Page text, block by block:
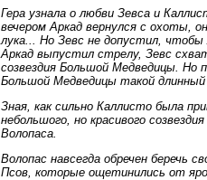
Гера узнала о любви Зевса и
вечером Аркад вернулся с охоты,
лука... Но Зевс не допустил,
Аркад выпустил стрелу, Зевс
созвездия Большой Медведицы. Но
Большой Медведицы такой
Зная, как сильно Каллисто была
небольшого, но красивого
Волопаса.
Волопас навсегда обречен
Псов, которые ощетинились от